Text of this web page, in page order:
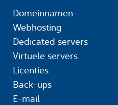
Domeinnamen
Webhosting
Dedicated servers
Virtuele servers
Licenties
Back-ups
E-mail